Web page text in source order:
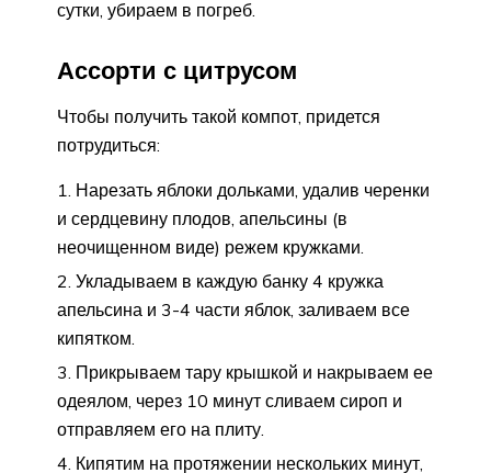
сутки, убираем в погреб.
Ассорти с цитрусом
Чтобы получить такой компот, придется
потрудиться:
Нарезать яблоки дольками, удалив черенки
и сердцевину плодов, апельсины (в
неочищенном виде) режем кружками.
Укладываем в каждую банку 4 кружка
апельсина и 3-4 части яблок, заливаем все
кипятком.
Прикрываем тару крышкой и накрываем ее
одеялом, через 10 минут сливаем сироп и
отправляем его на плиту.
Кипятим на протяжении нескольких минут,